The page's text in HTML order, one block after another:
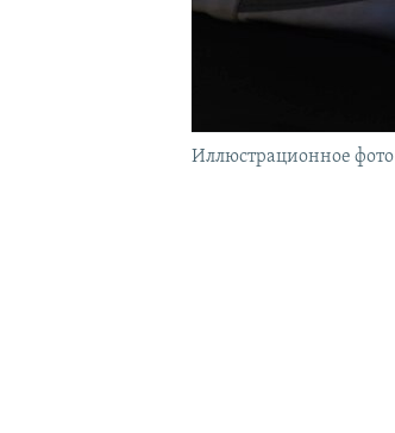
Иллюстрационное фото